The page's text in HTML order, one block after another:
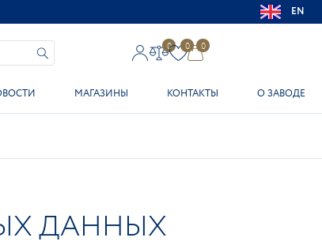
EN
0 0 0
МАГАЗИНЫ КОНТАКТЫ О ЗАВОДЕ
ДАННЫХ